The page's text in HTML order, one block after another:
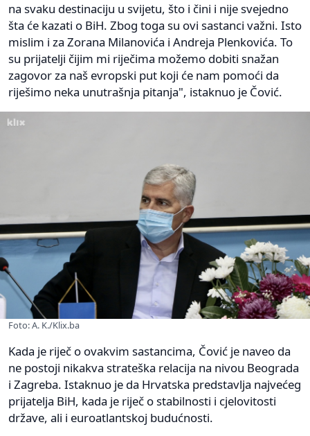
na svaku destinaciju u svijetu, što i čini i nije svejedno
šta će kazati o BiH. Zbog toga su ovi sastanci važni. Isto
mislim i za Zorana Milanovića i Andreja Plenkovića. To
su prijatelji čijim mi riječima možemo dobiti snažan
zagovor za naš evropski put koji će nam pomoći da
riješimo neka unutrašnja pitanja", istaknuo je Čović.
Foto: A. K./Klix.ba
Kada je riječ o ovakvim sastancima, Čović je naveo da
ne postoji nikakva strateška relacija na nivou Beograda
i Zagreba. Istaknuo je da Hrvatska predstavlja najvećeg
prijatelja BiH, kada je riječ o stabilnosti i cjelovitosti
države, ali i euroatlantskoj budućnosti.